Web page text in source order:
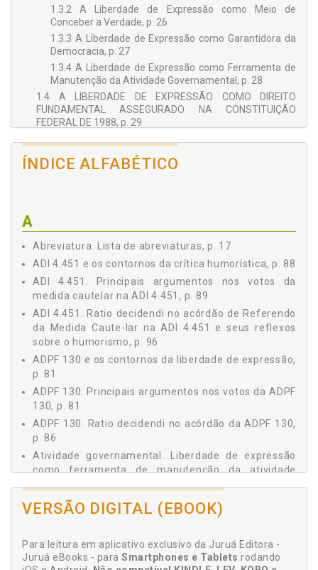
1.3.2 A Liberdade de Expressão como Meio de
Conceber a Verdade, p. 26
1.3.3 A Liberdade de Expressão como Garantidora da
Democracia, p. 27
1.3.4 A Liberdade de Expressão como Ferramenta de
Manutenção da Atividade Governamental, p. 28
1.4 A LIBERDADE DE EXPRESSÃO COMO DIREITO
FUNDAMENTAL ASSEGURADO NA CONSTITUIÇÃO
FEDERAL DE 1988, p. 29
1.5.1 Direitos da Personalidade, p. 37
1.6.1 Controle Administrativo, p. 41
1.6.2 Controle Judicial, p. 44
1.6.2.1 Tutela civil, p. 44
1.6.2.2 Tutela penal, p. 46
1.6.2.3 Exemplos de tutela jurisdicional da liberdade
de expressão, p. 48
1.6.2.3.1 Caso Programa Humorístico, p. 48
1.6.2.3.2 Caso Humorista, p. 49
1.6.2.3.3 Caso Holocausto, STF, p. 50
1.6.2.3.5 Conclusão, p. 53
II O HUMORISMO COMO FORMA DE MANIFESTAÇÃO DA
LIBERDADE DE EXPRESSÃO, p. 55
2.1 O FENÔMENO DO RISO, SUAS ORIGENS HISTÓRICAS E
2.2 FREUD: A IMPORTÂNCIA DO HUMOR NA SOCIEDADE
2.3 O RISO E SUAS EXPRESSÕES, p. 62
2.4 O HUMOR E SUA RELAÇÃO COM A LIBERDADE DE
III O HUMORISMO NO CONTEXTO DA JURISPRUDÊNCIA DO
SUPREMO TRIBUNAL FEDERAL, p. 67
ÍNDICE ALFABÉTICO
A
Abreviatura. Lista de abreviaturas, p. 17
ADI 4.451 e os contornos da crítica humorística, p. 88
ADI 4.451. Principais argumentos nos votos da
medida cautelar na ADI 4.451, p. 89
ADI 4.451. Ratio decidendi no acórdão de Referendo
da Medida Caute-lar na ADI 4.451 e seus reflexos
sobre o humorismo, p. 96
ADPF 130 e os contornos da liberdade de expressão,
p. 81
ADPF 130. Principais argumentos nos votos da ADPF
130, p. 81
ADPF 130. Ratio decidendi no acórdão da ADPF 130,
p. 86
Atividade governamental. Liberdade de expressão
como ferramenta de manutenção da atividade
governamental, p. 28
Autossatisfação individual. Liberdade de expressão
como garantia da autossatisfação individual (Self-
C
VERSÃO DIGITAL (EBOOK)
Para leitura em aplicativo exclusivo da Juruá Editora -
Juruá eBooks - para Smartphones e Tablets rodando